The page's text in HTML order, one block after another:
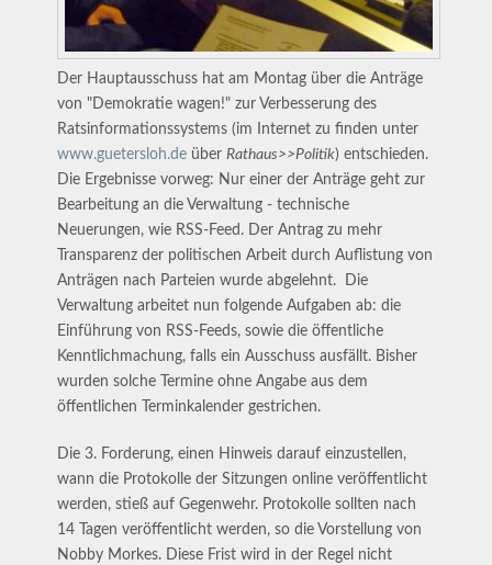
Der Hauptausschuss hat am Montag über die Anträge
von "Demokratie wagen!" zur Verbesserung des
Ratsinformationssystems (im Internet zu finden unter
www.guetersloh.de überRathaus>>Politik) entschieden.
Die Ergebnisse vorweg: Nur einer der Anträge geht zur
Bearbeitung an die Verwaltung - technische
Neuerungen, wie RSS-Feed. Der Antrag zu mehr
Transparenz der politischen Arbeit durch Auflistung von
Anträgen nach Parteien wurde abgelehnt. Die
Verwaltung arbeitet nun folgende Aufgaben ab: die
Einführung von RSS-Feeds, sowie die öffentliche
Kenntlichmachung, falls ein Ausschuss ausfällt. Bisher
wurden solche Termine ohne Angabe aus dem
öffentlichen Terminkalender gestrichen.
Die 3. Forderung, einen Hinweis darauf einzustellen,
wann die Protokolle der Sitzungen online veröffentlicht
werden, stieß auf Gegenwehr. Protokolle sollten nach
14 Tagen veröffentlicht werden, so die Vorstellung von
Nobby Morkes. Diese Frist wird in der Regel nicht